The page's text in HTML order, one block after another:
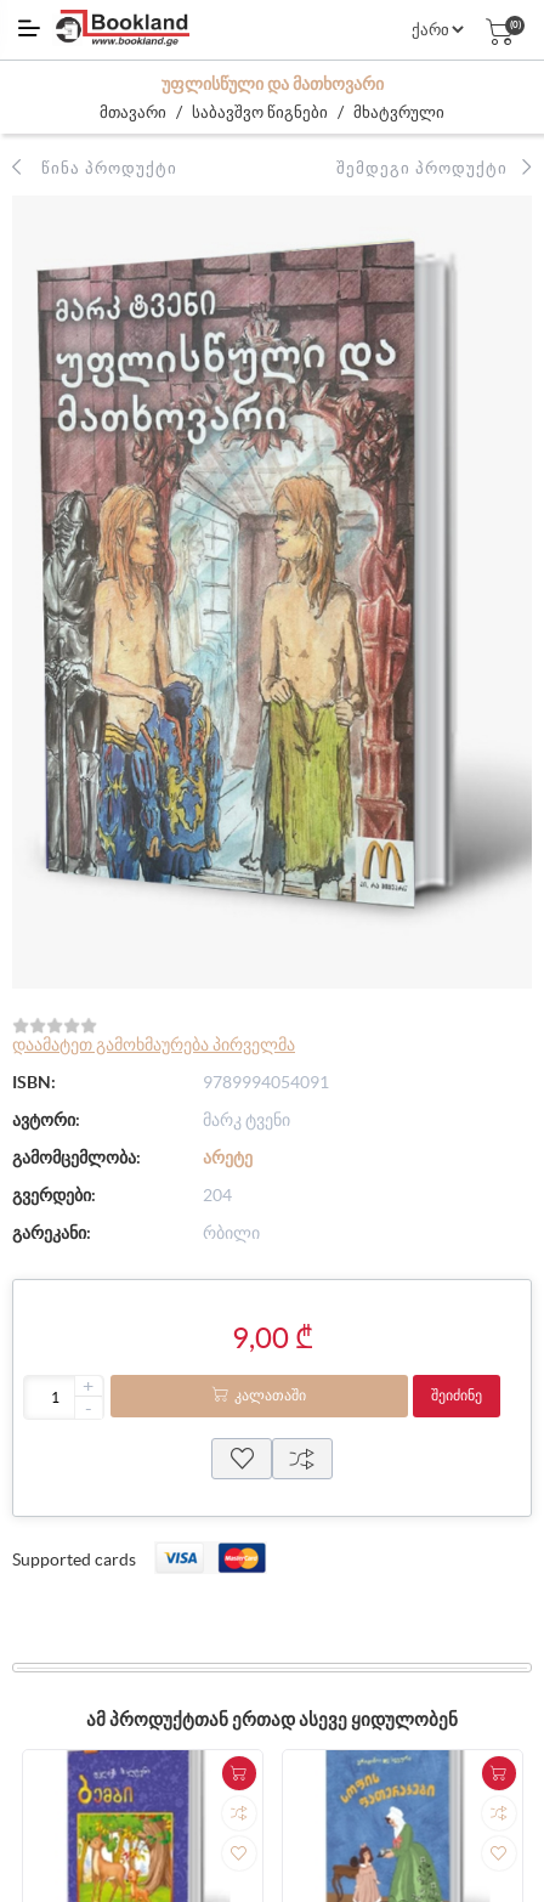
(0)
ᲣᲤᲚᲘᲡᲬᲣᲚᲘ ᲓᲐ ᲛᲐᲗᲮᲝᲕᲐᲠᲘ
მთავარი / საბავშვო წიგნები / მხატვრული
ᲬᲘᲜᲐ ᲞᲠᲝᲓᲣᲥᲢᲘ ᲨᲔᲛᲓᲔᲒᲘ ᲞᲠᲝᲓᲣᲥᲢᲘ
დაამატეთ გამოხმაურება პირველმა
ISBN:
9789994054091
ავტორი:
მარკ ტვენი
გამომცემლობა:
ᲐᲠᲔᲢᲔ
გვერდები:
204
გარეკანი:
რბილი
9,00 ₾
+
-
ᲙᲐᲚᲐᲗᲐᲨᲘ ᲨᲔᲘᲫᲘᲜᲔ
Supported cards
ᲐᲛ ᲞᲠᲝᲓᲣᲥᲢᲗᲐᲜ ᲔᲠᲗᲐᲓ ᲐᲡᲔᲕᲔ ᲧᲘᲓᲣᲚᲝᲑᲔᲜ